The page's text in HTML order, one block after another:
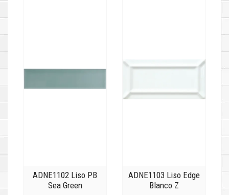
ADNE1102 Liso PB
Sea Green
ADNE1103 Liso Edge
Blanco Z